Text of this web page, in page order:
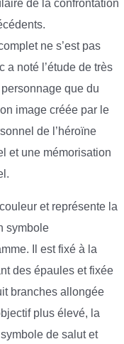
de la confrontation
ne s’est pas
a noté l’étude de très
que du
image créée par le
de l’héroïne
et une mémorisation
et représente la
symbole
Il est fixé à la
des épaules et fixée
branches allongée
plus élevé, la
de salut et